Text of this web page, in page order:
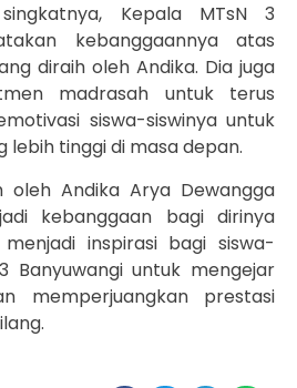
Kepala MTsN 3
kebanggaannya atas
diraih oleh Andika. Dia juga
madrasah untuk terus
siswa-siswinya untuk
lebih tinggi di masa depan.
oleh Andika Arya Dewangga
kebanggaan bagi dirinya
inspirasi bagi siswa-
Banyuwangi untuk mengejar
memperjuangkan prestasi